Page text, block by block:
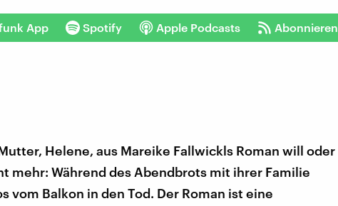
App Spotify Apple Podcasts Abonnieren
Helene, aus Mareike Fallwickls Roman will oder
mehr: Während des Abendbrots mit ihrer Familie
vom Balkon in den Tod. Der Roman ist eine